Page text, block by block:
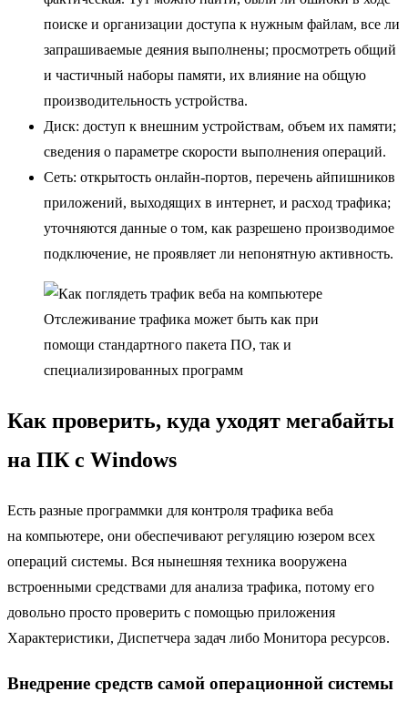
поиске и организации доступа к нужным файлам, все ли
запрашиваемые деяния выполнены; просмотреть общий
и частичный наборы памяти, их влияние на общую
производительность устройства.
Диск: доступ к внешним устройствам, объем их памяти;
сведения о параметре скорости выполнения операций.
Сеть: открытость онлайн-портов, перечень айпишников
приложений, выходящих в интернет, и расход трафика;
уточняются данные о том, как разрешено производимое
подключение, не проявляет ли непонятную активность.
Отслеживание трафика может быть как при
помощи стандартного пакета ПО, так и
специализированных программ
Как проверить, куда уходят мегабайты
на ПК с Windows
Есть разные программки для контроля трафика веба
на компьютере, они обеспечивают регуляцию юзером всех
операций системы. Вся нынешняя техника вооружена
встроенными средствами для анализа трафика, потому его
довольно просто проверить с помощью приложения
Характеристики, Диспетчера задач либо Монитора ресурсов.
Внедрение средств самой операционной системы